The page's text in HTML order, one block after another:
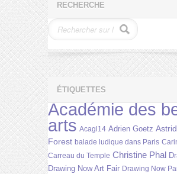
RECHERCHE
ÉTIQUETTES
Académie des
arts Acagl14 Adrien Goetz
Forest balade ludique dans Paris
Carreau du Temple Christine Phal
Drawing Now Art Fair Drawing Now